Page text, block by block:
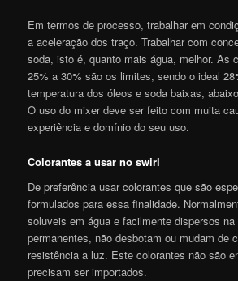
Em termos de processo, trabalhar em
a aceleração dos traço. Trabalhar com
soda, isto é, quanto mais água, melhor. As
25% a 30% são os limites, sendo o ideal
temperatura dos óleos e soda baixas,
O uso do mixer deve ser feito com muita
experiência e domínio do seu uso.
Colorantes a usar no swirl
De preferência usar colorantes que são
formulados para essa finalidade.
soluveis em água e facilmente dispersos
permanentes, não desbotam ou mudam de
resistência a luz. Este colorantes não são
precisam ser importados.